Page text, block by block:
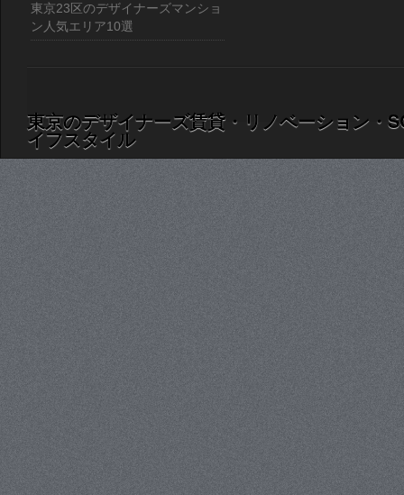
東京23区のデザイナーズマンショ
ン人気エリア10選
東京のデザイナーズ賃貸・リノベーション・
イフスタイル